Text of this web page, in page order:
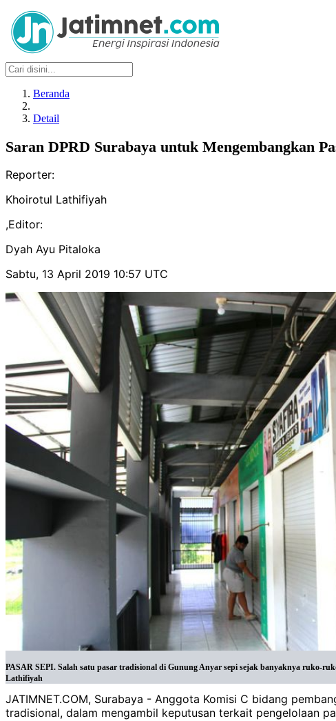
Beranda
Detail
Saran DPRD Surabaya untuk Mengembangkan
Reporter:
Khoirotul Lathifiyah
,Editor:
Dyah Ayu Pitaloka
Sabtu, 13 April 2019 10:57 UTC
PASAR SEPI. Salah satu pasar tradisional di Gunung Anyar sepi sejak banyaknya ruko-
Lathifiyah
JATIMNET.COM, Surabaya - Anggota Komisi C bidang
tradisional, dalam mengambil keputusan terkait pengelolaan